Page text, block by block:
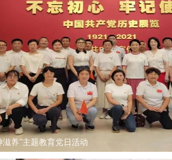
强组织建设 服务房山区高质量发展 ——民进